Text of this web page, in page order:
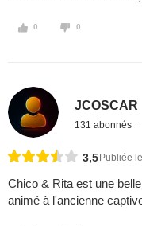
0 0
JCOSCAR
131 abonnés
3,5 Publiée
Chico & Rita est une
animé à l'ancienne